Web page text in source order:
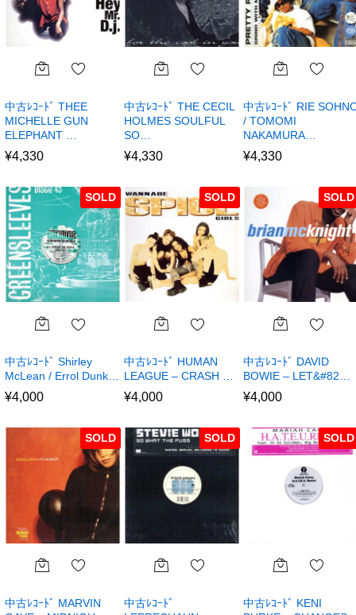
中古ﾚｺｰﾄﾞ THEE
MICHELLE GUN
ELEPHANT …
¥4,330
中古ﾚｺｰﾄﾞ THE CECIL
HOLMES SOULFUL
SO…
¥4,330
中古ﾚｺｰﾄﾞ RIE
/ TOMOMI
NAKAMURA…
¥4,330
SOLD
中古ﾚｺｰﾄﾞ Shirley
McLean / Errol Dunk…
¥4,000
SOLD
中古ﾚｺｰﾄﾞ HUMAN
LEAGUE – CRASH …
¥4,000
SOLD
中古ﾚｺｰﾄﾞ DAVID
BOWIE – LET&#82…
¥4,000
SOLD
中古ﾚｺｰﾄﾞ MARVIN
SOLD
中古ﾚｺｰﾄﾞ
SOLD
中古ﾚｺｰﾄﾞ KENI